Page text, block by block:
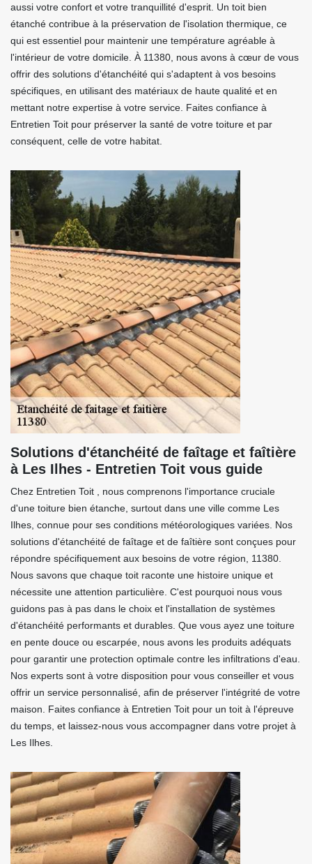
aussi votre confort et votre tranquillité d'esprit. Un toit bien
étanché contribue à la préservation de l'isolation thermique, ce
qui est essentiel pour maintenir une température agréable à
l'intérieur de votre domicile. À 11380, nous avons à cœur de vous
offrir des solutions d'étanchéité qui s'adaptent à vos besoins
spécifiques, en utilisant des matériaux de haute qualité et en
mettant notre expertise à votre service. Faites confiance à
Entretien Toit pour préserver la santé de votre toiture et par
conséquent, celle de votre habitat.
Solutions d'étanchéité de faîtage et faîtière
à Les Ilhes - Entretien Toit vous guide
Chez Entretien Toit , nous comprenons l'importance cruciale
d'une toiture bien étanche, surtout dans une ville comme Les
Ilhes, connue pour ses conditions météorologiques variées. Nos
solutions d'étanchéité de faîtage et de faîtière sont conçues pour
répondre spécifiquement aux besoins de votre région, 11380.
Nous savons que chaque toit raconte une histoire unique et
nécessite une attention particulière. C'est pourquoi nous vous
guidons pas à pas dans le choix et l'installation de systèmes
d'étanchéité performants et durables. Que vous ayez une toiture
en pente douce ou escarpée, nous avons les produits adéquats
pour garantir une protection optimale contre les infiltrations d'eau.
Nos experts sont à votre disposition pour vous conseiller et vous
offrir un service personnalisé, afin de préserver l'intégrité de votre
maison. Faites confiance à Entretien Toit pour un toit à l'épreuve
du temps, et laissez-nous vous accompagner dans votre projet à
Les Ilhes.